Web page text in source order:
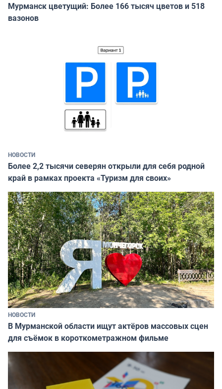
Мурманск цветущий: Более 166 тысяч цветов и 518
вазонов
НОВОСТИ
Более 2,2 тысячи северян открыли для себя родной
край в рамках проекта «Туризм для своих»
НОВОСТИ
В Мурманской области ищут актёров массовых сцен
для съёмок в короткометражном фильме